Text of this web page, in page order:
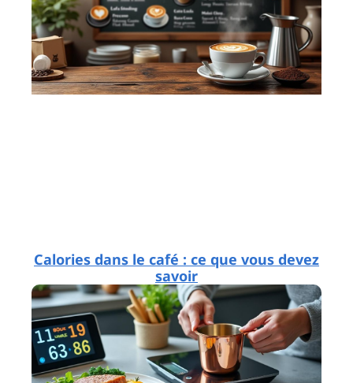
Calories dans le café : ce que vous devez
savoir